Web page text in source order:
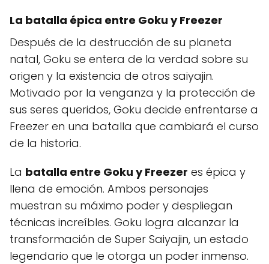
La batalla épica entre Goku y Freezer
Después de la destrucción de su planeta
natal, Goku se entera de la verdad sobre su
origen y la existencia de otros saiyajin.
Motivado por la venganza y la protección de
sus seres queridos, Goku decide enfrentarse a
Freezer en una batalla que cambiará el curso
de la historia.
La batalla entre Goku y Freezer es épica y
llena de emoción. Ambos personajes
muestran su máximo poder y despliegan
técnicas increíbles. Goku logra alcanzar la
transformación de Super Saiyajin, un estado
legendario que le otorga un poder inmenso.